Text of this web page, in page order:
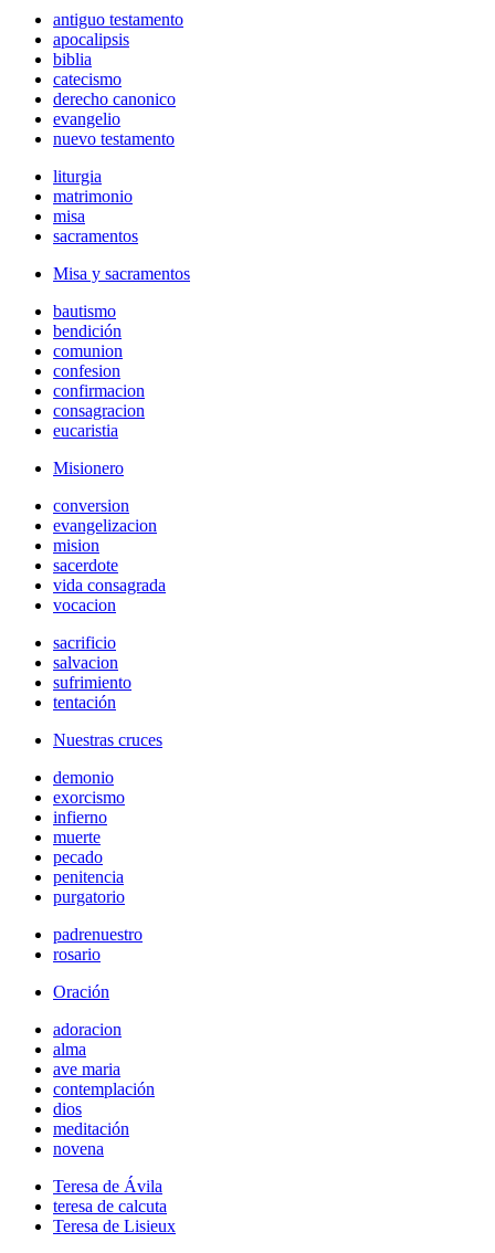
antiguo testamento
apocalipsis
biblia
catecismo
derecho canonico
evangelio
nuevo testamento
liturgia
matrimonio
misa
sacramentos
Misa y sacramentos
bautismo
bendición
comunion
confesion
confirmacion
consagracion
eucaristia
Misionero
conversion
evangelizacion
mision
sacerdote
vida consagrada
vocacion
sacrificio
salvacion
sufrimiento
tentación
Nuestras cruces
demonio
exorcismo
infierno
muerte
pecado
penitencia
purgatorio
padrenuestro
rosario
Oración
adoracion
alma
ave maria
contemplación
dios
meditación
novena
Teresa de Ávila
teresa de calcuta
Teresa de Lisieux